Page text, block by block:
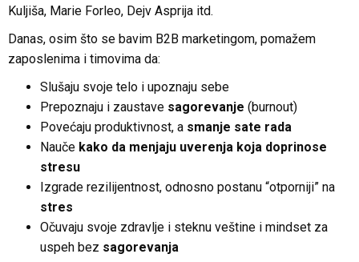
Kuljiša, Marie Forleo, Dejv Asprija itd.
Danas, osim što se bavim B2B marketingom, pomažem
zaposlenima i timovima da:
Slušaju svoje telo i upoznaju sebe
Prepoznaju i zaustave sagorevanje (burnout)
Povećaju produktivnost, a smanje sate rada
Nauče kako da menjaju uverenja koja doprinose
stresu
Izgrade rezilijentnost, odnosno postanu “otporniji” na
stres
Očuvaju svoje zdravlje i steknu veštine i mindset za
uspeh bez sagorevanja